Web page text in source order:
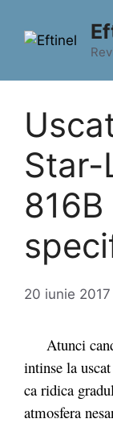
conținut
Star-
20 iunie 2017
Atunci cand
intinse la
ca ridica
atmosfera